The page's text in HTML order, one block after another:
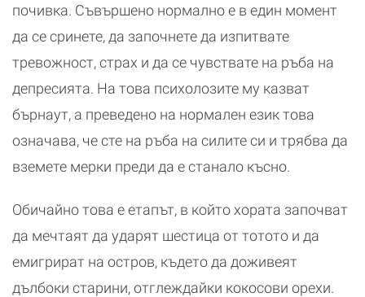
почивка. Съвършено нормално е в един момент
да се сринете, да започнете да изпитвате
тревожност, страх и да се чувствате на ръба на
депресията. На това психолозите му казват
бърнаут, а преведено на нормален език това
означава, че сте на ръба на силите си и трябва да
вземете мерки преди да е станало късно.
Обичайно това е етапът, в който хората започват
да мечтаят да ударят шестица от тотото и да
емигрират на остров, където да доживеят
дълбоки старини, отглеждайки кокосови орехи.